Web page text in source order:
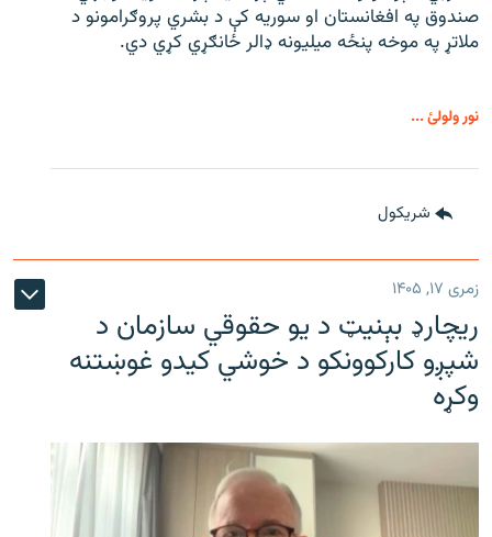
صندوق په افغانستان او سوریه کې د بشري پروګرامونو د
ملاتړ په موخه پنځه میلیونه ډالر ځانګړي کړي دي.
نور ولولئ ...
شريکول
زمری ۱۷, ۱۴۰۵
ریچارډ بېنیټ د یو حقوقي سازمان د
شپږو کارکوونکو د خوشي کیدو غوښتنه
وکړه